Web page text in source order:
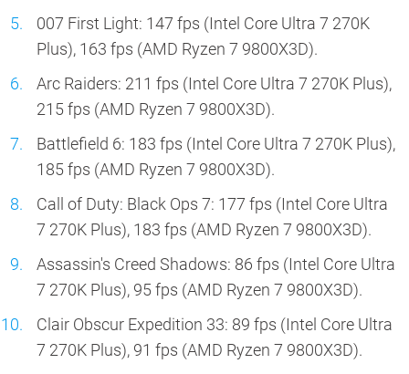
007 First Light: 147 fps (Intel Core Ultra 7 270K
Plus), 163 fps (AMD Ryzen 7 9800X3D).
Arc Raiders: 211 fps (Intel Core Ultra 7 270K Plus),
215 fps (AMD Ryzen 7 9800X3D).
Battlefield 6: 183 fps (Intel Core Ultra 7 270K Plus),
185 fps (AMD Ryzen 7 9800X3D).
Call of Duty: Black Ops 7: 177 fps (Intel Core Ultra
7 270K Plus), 183 fps (AMD Ryzen 7 9800X3D).
Assassin's Creed Shadows: 86 fps (Intel Core Ultra
7 270K Plus), 95 fps (AMD Ryzen 7 9800X3D).
Clair Obscur Expedition 33: 89 fps (Intel Core Ultra
7 270K Plus), 91 fps (AMD Ryzen 7 9800X3D).